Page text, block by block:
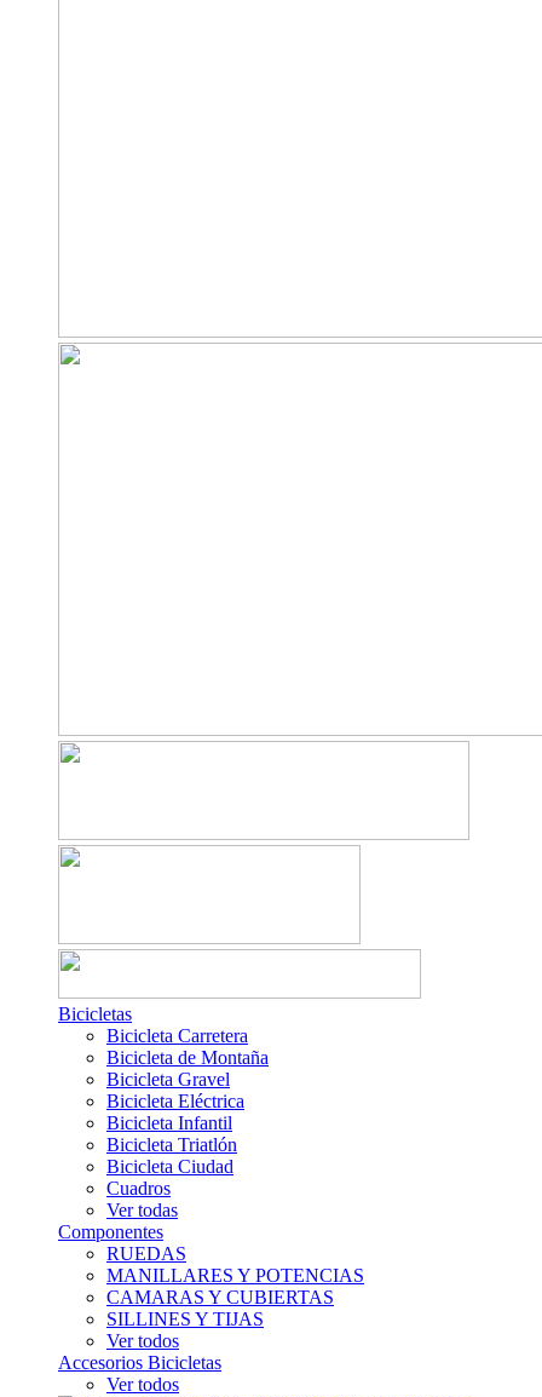
Bicicletas
Bicicleta Carretera
Bicicleta de Montaña
Bicicleta Gravel
Bicicleta Eléctrica
Bicicleta Infantil
Bicicleta Triatlón
Bicicleta Ciudad
Cuadros
Ver todas
Componentes
RUEDAS
MANILLARES Y POTENCIAS
CAMARAS Y CUBIERTAS
SILLINES Y TIJAS
Ver todos
Accesorios Bicicletas
Ver todos